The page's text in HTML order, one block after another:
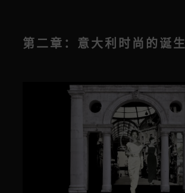
第二章：意大利时尚的诞生